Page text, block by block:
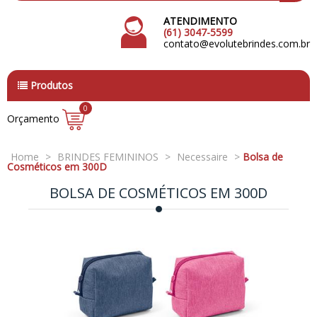
ATENDIMENTO
(61) 3047-5599
contato@evolutebrindes.com.br
Produtos
Orçamento
0
Home > BRINDES FEMININOS > Necessaire > Bolsa de
Cosméticos em 300D
BOLSA DE COSMÉTICOS EM 300D